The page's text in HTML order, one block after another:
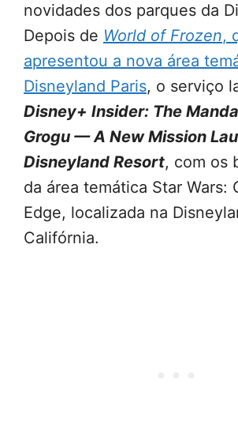
novidades dos parques da
Depois de World of Frozen,
apresentou a nova área
Disneyland Paris, o serviço
Disney+ Insider: The
Grogu — A New Mission
Disneyland Resort, com os
da área temática Star Wars:
Edge, localizada na
Califórnia.